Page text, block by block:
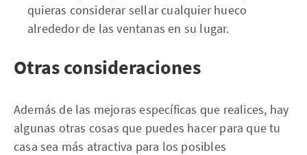
quieras considerar sellar cualquier hueco
alrededor de las ventanas en su lugar.
Otras consideraciones
Además de las mejoras específicas que realices, hay
algunas otras cosas que puedes hacer para que tu
casa sea más atractiva para los posibles